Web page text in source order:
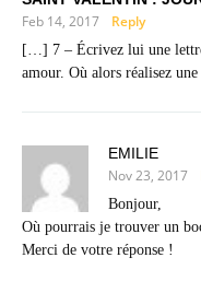
Feb 14, 2017 Reply
[…] 7 – Écrivez lui une
amour. Où alors réalisez
EMILIE
Nov 23, 2017
Bonjour,
Où pourrais je trouver un
Merci de votre réponse !